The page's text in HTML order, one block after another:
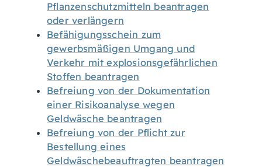
Pflanzenschutzmitteln beantragen
oder verlängern
Befähigungsschein zum
gewerbsmäßigen Umgang und
Verkehr mit explosionsgefährlichen
Stoffen beantragen
Befreiung von der Dokumentation
einer Risikoanalyse wegen
Geldwäsche beantragen
Befreiung von der Pflicht zur
Bestellung eines
Geldwäschebeauftragten beantragen